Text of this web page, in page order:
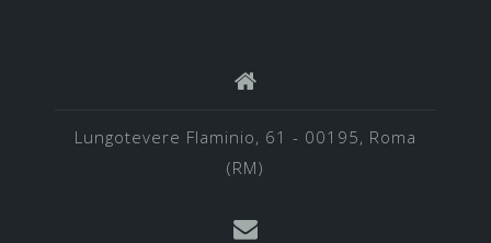
Lungotevere Flaminio, 61 - 00195, Roma
(RM)